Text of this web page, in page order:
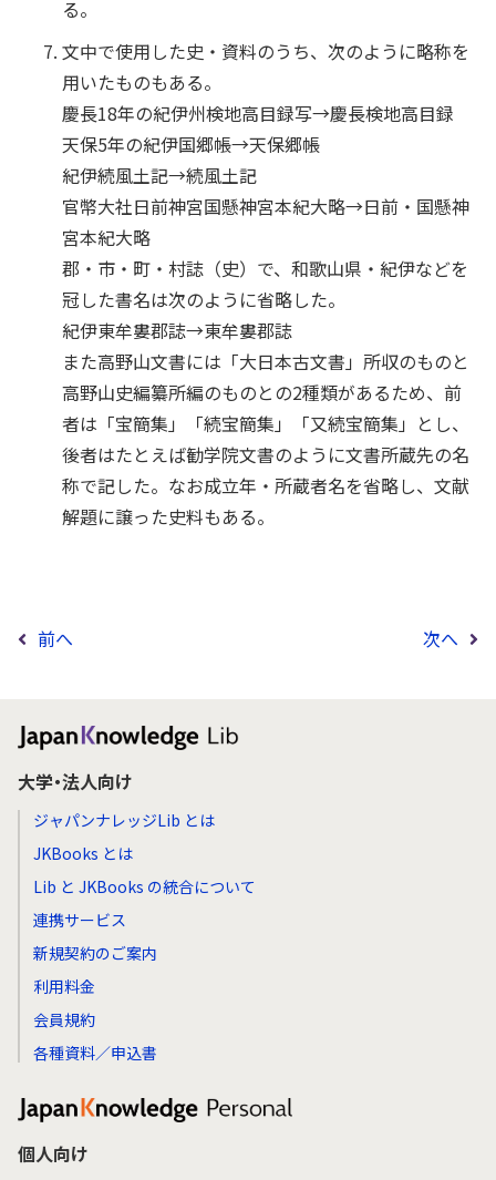
る。
文中で使用した史・資料のうち、次のように略称を
用いたものもある。
慶長18年の紀伊州検地高目録写→慶長検地高目録
天保5年の紀伊国郷帳→天保郷帳
紀伊続風土記→続風土記
官幣大社日前神宮国懸神宮本紀大略→日前・国懸神
宮本紀大略
郡・市・町・村誌（史）で、和歌山県・紀伊などを
冠した書名は次のように省略した。
紀伊東牟婁郡誌→東牟婁郡誌
また高野山文書には「大日本古文書」所収のものと
高野山史編纂所編のものとの2種類があるため、前
者は「宝簡集」「続宝簡集」「又続宝簡集」とし、
後者はたとえば勧学院文書のように文書所蔵先の名
称で記した。なお成立年・所蔵者名を省略し、文献
解題に譲った史料もある。
前へ 次へ
大学・法人向け
ジャパンナレッジLib とは
JKBooks とは
Lib と JKBooks の統合について
連携サービス
新規契約のご案内
利用料金
会員規約
各種資料／申込書
個人向け